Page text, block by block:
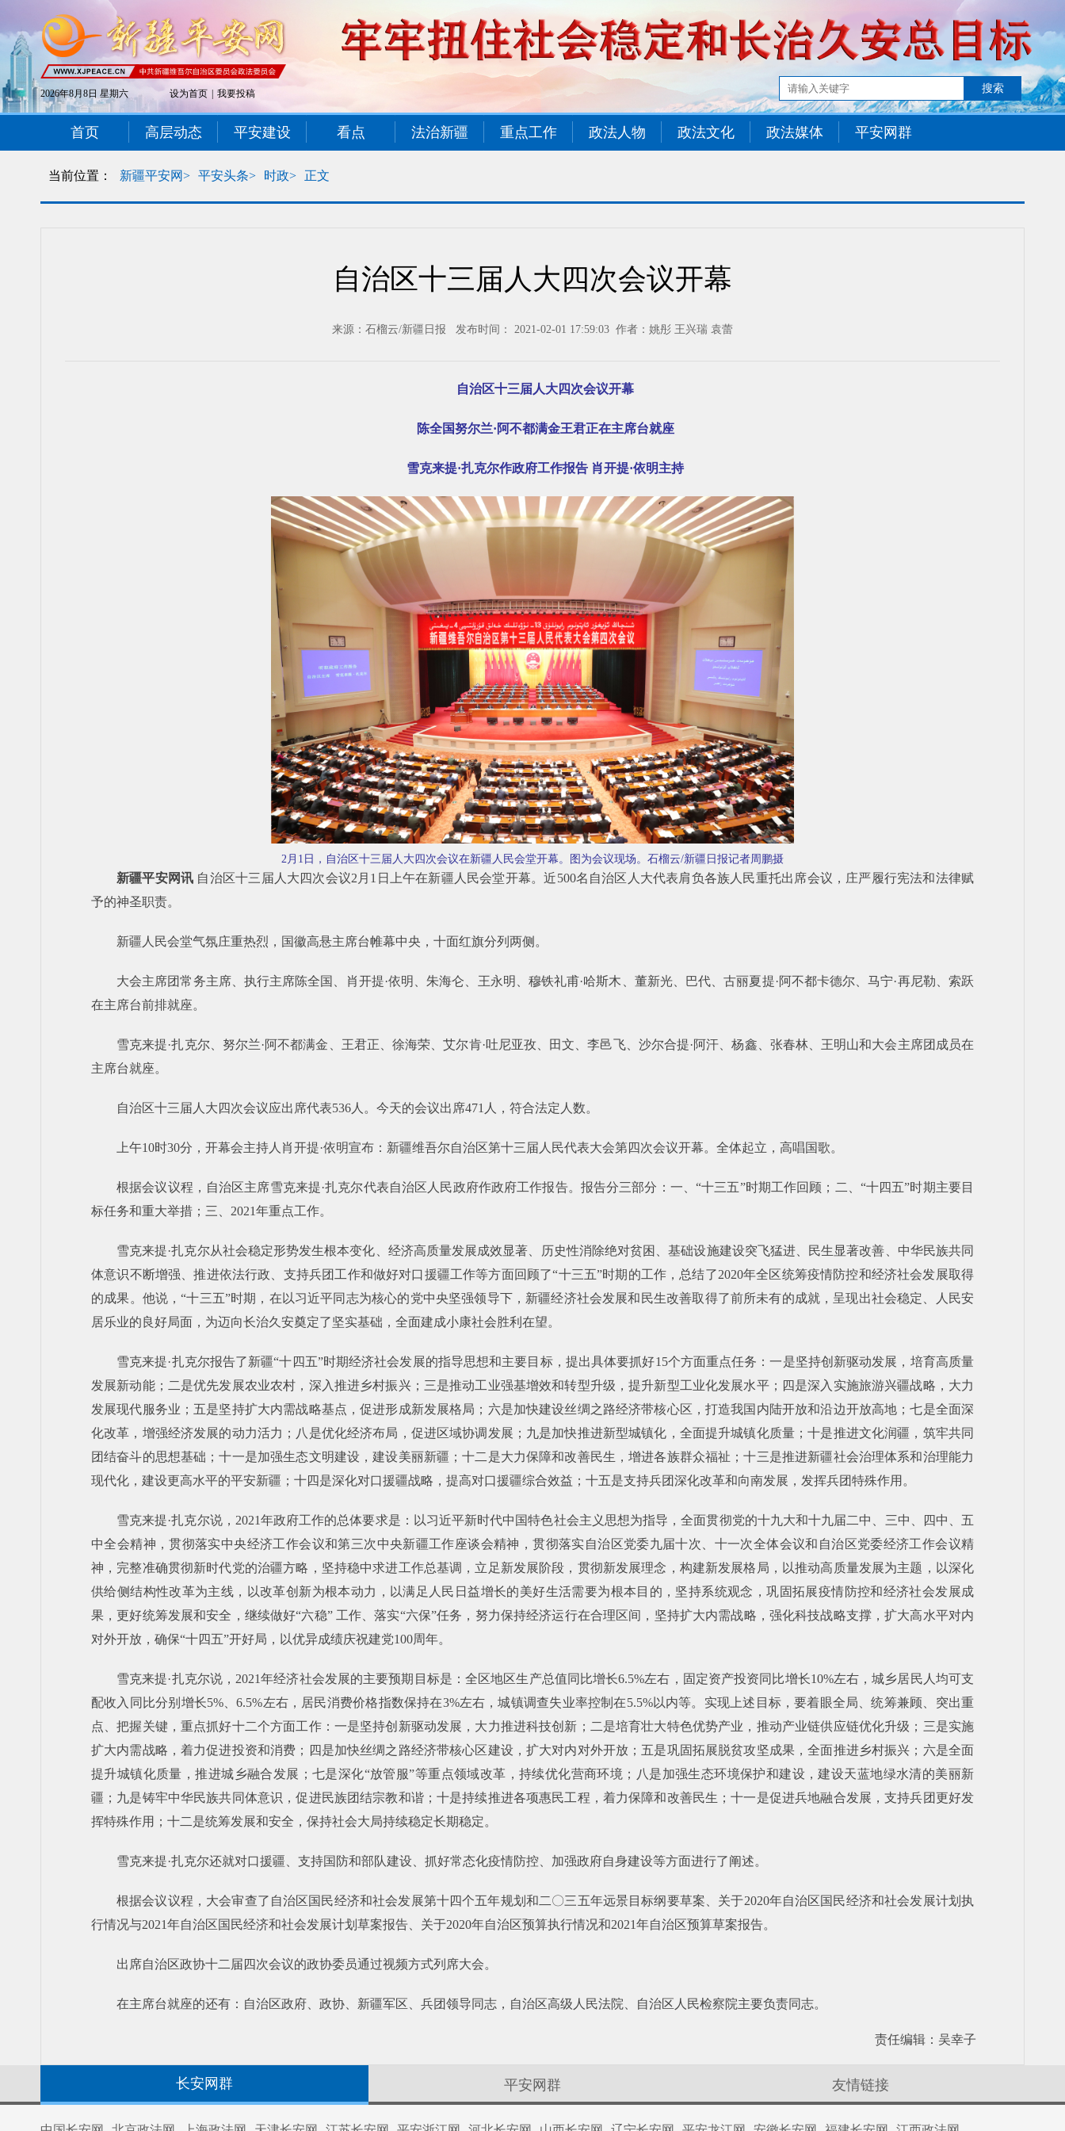
2026年8月8日 星期六 设为首页 我要投稿
首页 高层动态 平安建设 看点 法治新疆 重点工作 政法人物 政法文化 政法媒体 平安网群
当前位置： 新疆平安网> 平安头条> 时政> 正文
自治区十三届人大四次会议开幕
来源：石榴云/新疆日报 发布时间： 2021-02-01 17:59:03 作者：姚彤 王兴瑞 袁蕾
自治区十三届人大四次会议开幕
陈全国努尔兰·阿不都满金王君正在主席台就座
雪克来提·扎克尔作政府工作报告 肖开提·依明主持
2月1日，自治区十三届人大四次会议在新疆人民会堂开幕。图为会议现场。石榴云/新疆日报记者周鹏摄
新疆平安网讯 自治区十三届人大四次会议2月1日上午在新疆人民会堂开幕。近500名自治区人大代表肩负各族人民重托出席会议，庄严履行宪法和法律赋
予的神圣职责。
新疆人民会堂气氛庄重热烈，国徽高悬主席台帷幕中央，十面红旗分列两侧。
大会主席团常务主席、执行主席陈全国、肖开提·依明、朱海仑、王永明、穆铁礼甫·哈斯木、董新光、巴代、古丽夏提·阿不都卡德尔、马宁·再尼勒、索跃
在主席台前排就座。
雪克来提·扎克尔、努尔兰·阿不都满金、王君正、徐海荣、艾尔肯·吐尼亚孜、田文、李邑飞、沙尔合提·阿汗、杨鑫、张春林、王明山和大会主席团成员在
主席台就座。
自治区十三届人大四次会议应出席代表536人。今天的会议出席471人，符合法定人数。
上午10时30分，开幕会主持人肖开提·依明宣布：新疆维吾尔自治区第十三届人民代表大会第四次会议开幕。全体起立，高唱国歌。
根据会议议程，自治区主席雪克来提·扎克尔代表自治区人民政府作政府工作报告。报告分三部分：一、“十三五”时期工作回顾；二、“十四五”时期主要目
标任务和重大举措；三、2021年重点工作。
雪克来提·扎克尔从社会稳定形势发生根本变化、经济高质量发展成效显著、历史性消除绝对贫困、基础设施建设突飞猛进、民生显著改善、中华民族共同
体意识不断增强、推进依法行政、支持兵团工作和做好对口援疆工作等方面回顾了“十三五”时期的工作，总结了2020年全区统筹疫情防控和经济社会发展取得
的成果。他说，“十三五”时期，在以习近平同志为核心的党中央坚强领导下，新疆经济社会发展和民生改善取得了前所未有的成就，呈现出社会稳定、人民安
居乐业的良好局面，为迈向长治久安奠定了坚实基础，全面建成小康社会胜利在望。
雪克来提·扎克尔报告了新疆“十四五”时期经济社会发展的指导思想和主要目标，提出具体要抓好15个方面重点任务：一是坚持创新驱动发展，培育高质量
发展新动能；二是优先发展农业农村，深入推进乡村振兴；三是推动工业强基增效和转型升级，提升新型工业化发展水平；四是深入实施旅游兴疆战略，大力
发展现代服务业；五是坚持扩大内需战略基点，促进形成新发展格局；六是加快建设丝绸之路经济带核心区，打造我国内陆开放和沿边开放高地；七是全面深
化改革，增强经济发展的动力活力；八是优化经济布局，促进区域协调发展；九是加快推进新型城镇化，全面提升城镇化质量；十是推进文化润疆，筑牢共同
团结奋斗的思想基础；十一是加强生态文明建设，建设美丽新疆；十二是大力保障和改善民生，增进各族群众福祉；十三是推进新疆社会治理体系和治理能力
现代化，建设更高水平的平安新疆；十四是深化对口援疆战略，提高对口援疆综合效益；十五是支持兵团深化改革和向南发展，发挥兵团特殊作用。
雪克来提·扎克尔说，2021年政府工作的总体要求是：以习近平新时代中国特色社会主义思想为指导，全面贯彻党的十九大和十九届二中、三中、四中、五
中全会精神，贯彻落实中央经济工作会议和第三次中央新疆工作座谈会精神，贯彻落实自治区党委九届十次、十一次全体会议和自治区党委经济工作会议精
神，完整准确贯彻新时代党的治疆方略，坚持稳中求进工作总基调，立足新发展阶段，贯彻新发展理念，构建新发展格局，以推动高质量发展为主题，以深化
供给侧结构性改革为主线，以改革创新为根本动力，以满足人民日益增长的美好生活需要为根本目的，坚持系统观念，巩固拓展疫情防控和经济社会发展成
果，更好统筹发展和安全，继续做好“六稳” 工作、落实“六保”任务，努力保持经济运行在合理区间，坚持扩大内需战略，强化科技战略支撑，扩大高水平对内
对外开放，确保“十四五”开好局，以优异成绩庆祝建党100周年。
雪克来提·扎克尔说，2021年经济社会发展的主要预期目标是：全区地区生产总值同比增长6.5%左右，固定资产投资同比增长10%左右，城乡居民人均可支
配收入同比分别增长5%、6.5%左右，居民消费价格指数保持在3%左右，城镇调查失业率控制在5.5%以内等。实现上述目标，要着眼全局、统筹兼顾、突出重
点、把握关键，重点抓好十二个方面工作：一是坚持创新驱动发展，大力推进科技创新；二是培育壮大特色优势产业，推动产业链供应链优化升级；三是实施
扩大内需战略，着力促进投资和消费；四是加快丝绸之路经济带核心区建设，扩大对内对外开放；五是巩固拓展脱贫攻坚成果，全面推进乡村振兴；六是全面
提升城镇化质量，推进城乡融合发展；七是深化“放管服”等重点领域改革，持续优化营商环境；八是加强生态环境保护和建设，建设天蓝地绿水清的美丽新
疆；九是铸牢中华民族共同体意识，促进民族团结宗教和谐；十是持续推进各项惠民工程，着力保障和改善民生；十一是促进兵地融合发展，支持兵团更好发
挥特殊作用；十二是统筹发展和安全，保持社会大局持续稳定长期稳定。
雪克来提·扎克尔还就对口援疆、支持国防和部队建设、抓好常态化疫情防控、加强政府自身建设等方面进行了阐述。
根据会议议程，大会审查了自治区国民经济和社会发展第十四个五年规划和二〇三五年远景目标纲要草案、关于2020年自治区国民经济和社会发展计划执
行情况与2021年自治区国民经济和社会发展计划草案报告、关于2020年自治区预算执行情况和2021年自治区预算草案报告。
出席自治区政协十二届四次会议的政协委员通过视频方式列席大会。
在主席台就座的还有：自治区政府、政协、新疆军区、兵团领导同志，自治区高级人民法院、自治区人民检察院主要负责同志。
责任编辑：吴幸子
长安网群 平安网群 友情链接